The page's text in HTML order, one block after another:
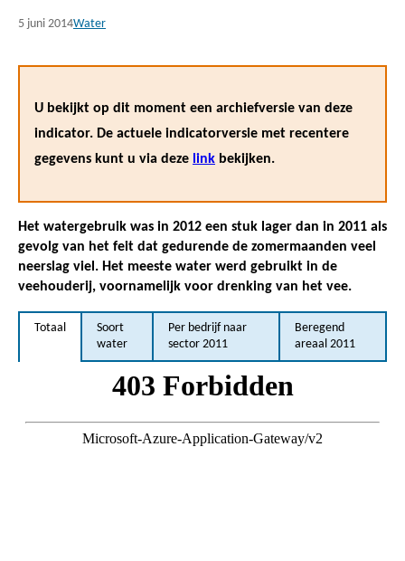
5 juni 2014Water
U bekijkt op dit moment een archiefversie van deze
indicator. De actuele indicatorversie met recentere
gegevens kunt u via deze link bekijken.
Het watergebruik was in 2012 een stuk lager dan in 2011 als
gevolg van het feit dat gedurende de zomermaanden veel
neerslag viel. Het meeste water werd gebruikt in de
veehouderij, voornamelijk voor drenking van het vee.
Totaal
Soort
water
Per bedrijf naar
sector 2011
Beregend
areaal 2011